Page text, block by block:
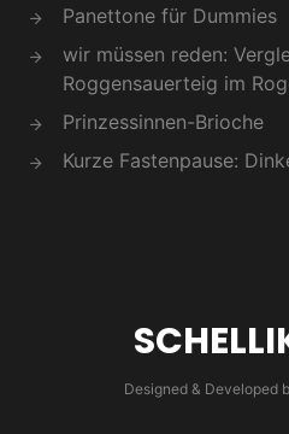
Panettone für Dummies
wir müssen reden:
Roggensauerteig im
Prinzessinnen-Brioche
Kurze Fastenpause:
Designed & Developed